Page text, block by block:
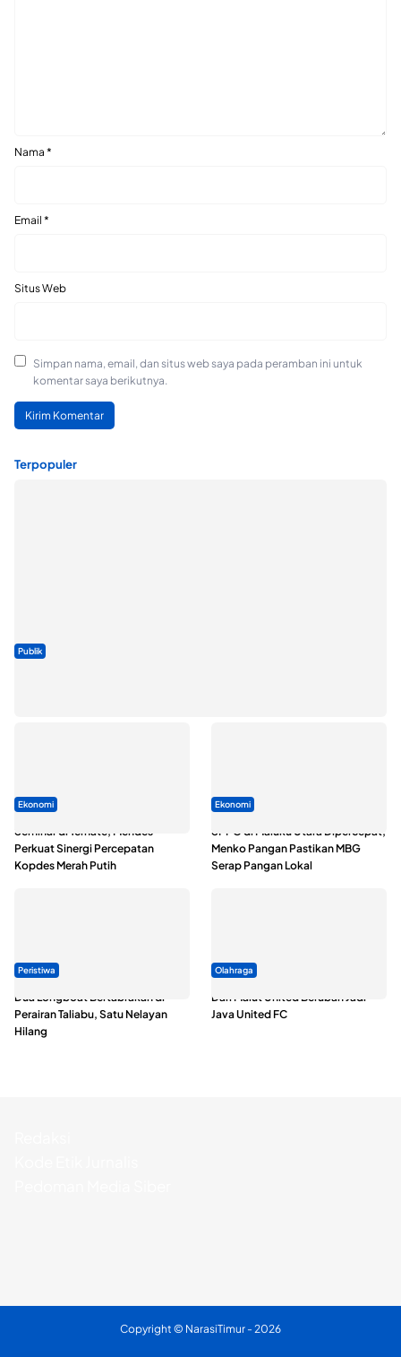
Nama *
Email *
Situs Web
Simpan nama, email, dan situs web saya pada peramban ini untuk
komentar saya berikutnya.
Terpopuler
Publik
Ekonomi
Seminar di Ternate, Mendes
Perkuat Sinergi Percepatan
Kopdes Merah Putih
Ekonomi
SPPG di Maluku Utara Dipercepat,
Menko Pangan Pastikan MBG
Serap Pangan Lokal
Peristiwa
Dua Longboat Bertabrakan di
Perairan Taliabu, Satu Nelayan
Hilang
Olahraga
Dari Malut United Berubah Jadi
Java United FC
Copyright © NarasiTimur - 2026